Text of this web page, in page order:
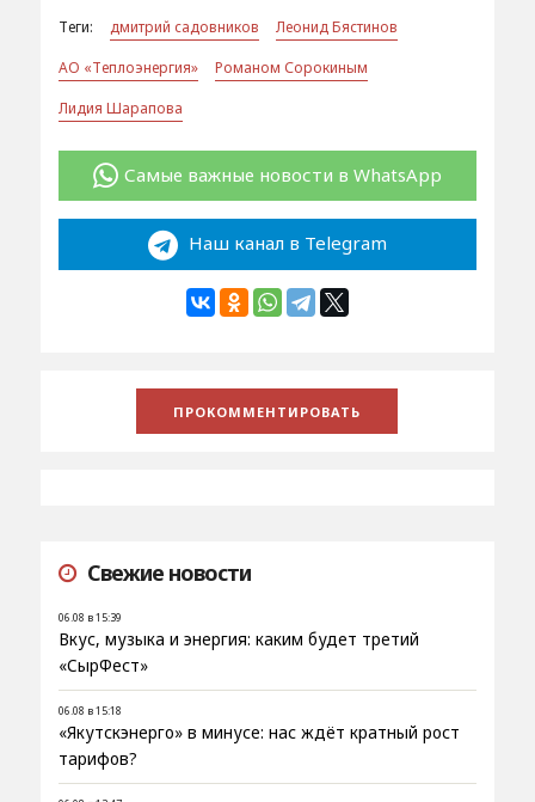
Теги: дмитрий садовников
Леонид Бястинов
АО «Теплоэнергия»
Романом Сорокиным
Лидия Шарапова
Самые важные новости в WhatsApp
Наш канал в Telegram
Свежие новости
06.08 в 15:39
Вкус, музыка и энергия: каким будет третий
«СырФест»
06.08 в 15:18
«Якутскэнерго» в минусе: нас ждёт кратный рост
тарифов?